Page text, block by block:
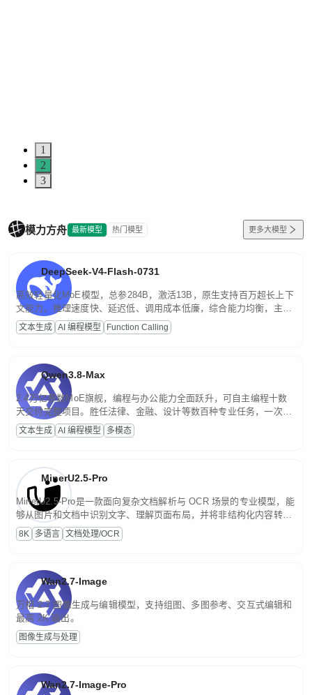
1
2
3
模力方舟 最新模型 热门模型 更多大模型
DeepSeek-V4-Flash-0731
高效轻量化MoE模型，总参284B，激活13B，原生支持百万超长上下
文能力。推理速度快、延迟低、调用成本低廉，综合能力均衡，主打
高并发、轻量化任务，适合日常对话、内容创作、基础 RAG、批量
文案处理等普惠刚需场景。
文本生成 AI 编程模型 Function Calling
Qwen3.8-Max
2.4万亿参数MoE旗舰，编程与办公能力全面跃升，可自主编程十数
天交付完整项目。胜任法律、金融、设计等数百种专业任务，一次对
话端到端交付生产级成果。原生视觉理解贯穿规划、执行与验证全流
程，支持超长文档与长视频的深度语义解析。长程任务中自主规划与
文本生成 AI 编程模型 多模态
MinerU2.5-Pro
MinerU2.5-Pro是一款面向复杂文档解析与 OCR 场景的专业模型，能
够从图片和文档中识别文字、理解页面布局，并将非结构化内容转换
为便于存储、检索和二次处理的结构化结果。
8K 多语言 文档处理/OCR
Wan2.7-Image
万相 2.7 图像生成与编辑模型，支持组图、多图参考、交互式编辑和
最高 2K 输出。
图像生成与处理
Wan2.7-Image-Pro